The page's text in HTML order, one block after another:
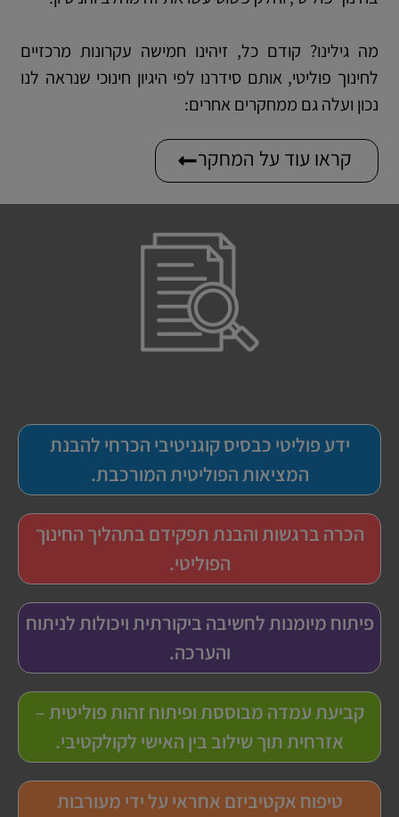
מה גילינו? קודם כל, זיהינו חמישה עקרונות מרכזיים
לחינוך פוליטי, אותם סידרנו לפי היגיון חינוכי שנראה לנו
נכון ועלה גם ממחקרים אחרים:
קראו עוד על המחקר
ידע פוליטי כבסיס קוגניטיבי הכרחי להבנת
המציאות הפוליטית המורכבת.
הכרה ברגשות והבנת תפקידם בתהליך החינוך
הפוליטי.
פיתוח מיומנות לחשיבה ביקורתית ויכולות לניתוח
והערכה.
קביעת עמדה מבוססת ופיתוח זהות פוליטית –
אזרחית תוך שילוב בין האישי לקולקטיבי.
טיפוח אקטיביזם אחראי על ידי מעורבות